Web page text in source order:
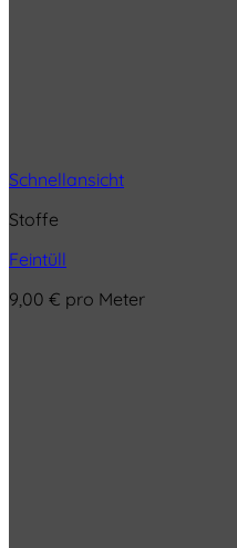
Schnellansicht
Stoffe
Feintüll
9,00 € pro Meter